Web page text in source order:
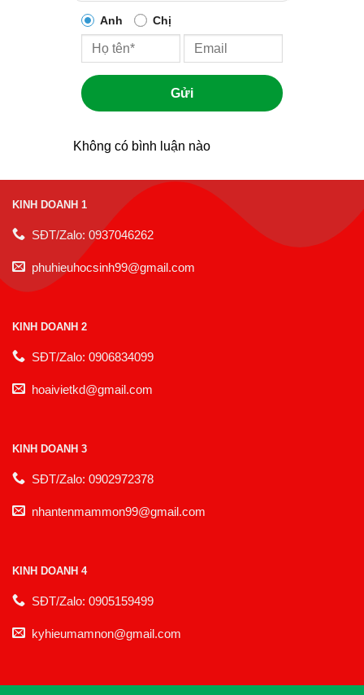
Anh Chị
Gửi
Không có bình luận nào
KINH DOANH 1
SĐT/Zalo: 0937046262
phuhieuhocsinh99@gmail.com
KINH DOANH 2
SĐT/Zalo: 0906834099
hoaivietkd@gmail.com
KINH DOANH 3
SĐT/Zalo: 0902972378
nhantenmammon99@gmail.com
KINH DOANH 4
SĐT/Zalo: 0905159499
kyhieumamnon@gmail.com